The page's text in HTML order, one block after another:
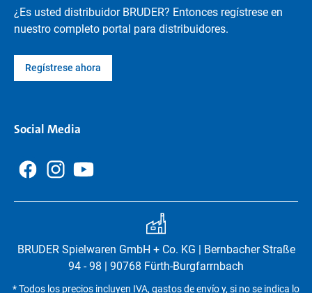
¿Es usted distribuidor BRUDER? Entonces regístrese en
nuestro completo portal para distribuidores.
Regístrese ahora
Social Media
BRUDER Spielwaren GmbH + Co. KG | Bernbacher Straße
94 - 98 | 90768 Fürth-Burgfarrnbach
* Todos los precios incluyen IVA, gastos de envío y, si no se indica lo